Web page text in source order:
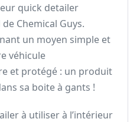
quick detailer
Chemical Guys.
un moyen simple et
véhicule
et protégé : un produit
sa boite à gants !
à utiliser à l’intérieur